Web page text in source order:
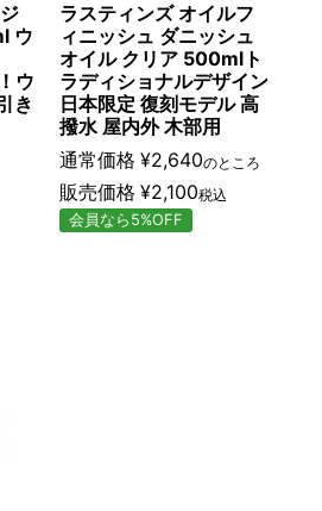
ウ
ウ
き
ラスティンズ オイルフ
ィニッシュ ダニッシュ
オイル クリア 500mlト
ラディショナルデザイン
日本限定 復刻モデル 高
撥水 屋内外 木部用
通常価格 ¥2,640のところ
販売価格 ¥2,100税込
会員なら5%OFF